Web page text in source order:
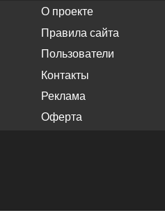
О проекте
Правила сайта
Пользователи
Контакты
Реклама
Оферта